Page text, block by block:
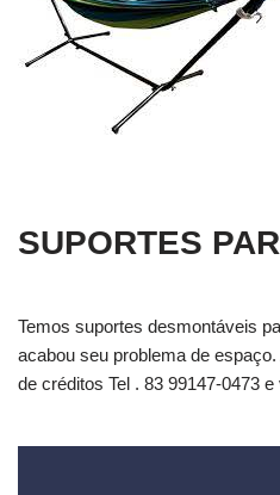
SUPORTES
Temos suportes desmontáveis
acabou seu problema de
de créditos Tel . 83 99147-0473 e